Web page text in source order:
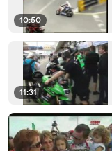
10:50
11:31